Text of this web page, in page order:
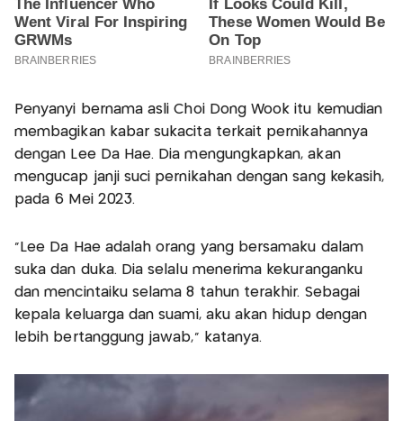
Penyanyi bernama asli Choi Dong Wook itu kemudian
membagikan kabar sukacita terkait pernikahannya
dengan Lee Da Hae. Dia mengungkapkan, akan
mengucap janji suci pernikahan dengan sang kekasih,
pada 6 Mei 2023.
“Lee Da Hae adalah orang yang bersamaku dalam
suka dan duka. Dia selalu menerima kekuranganku
dan mencintaiku selama 8 tahun terakhir. Sebagai
kepala keluarga dan suami, aku akan hidup dengan
lebih bertanggung jawab,” katanya.